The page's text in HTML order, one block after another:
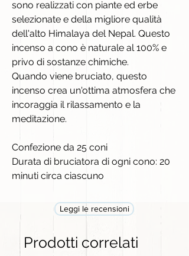
sono realizzati con piante ed erbe
selezionate e della migliore qualità
dell'alto Himalaya del Nepal. Questo
incenso a cono è naturale al 100% e
privo di sostanze chimiche.
Quando viene bruciato, questo
incenso crea un'ottima atmosfera che
incoraggia il rilassamento e la
meditazione.
Confezione da 25 coni
Durata di bruciatora di ogni cono: 20
minuti circa ciascuno
Leggi le recensioni
Prodotti correlati